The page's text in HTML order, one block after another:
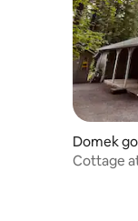
Domek
y
Cottage